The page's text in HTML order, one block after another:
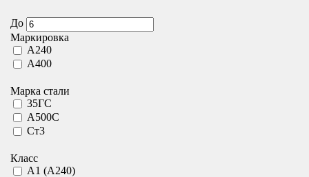
До
Маркировка
А240
А400
Марка стали
35ГС
А500С
Ст3
Класс
А1 (А240)